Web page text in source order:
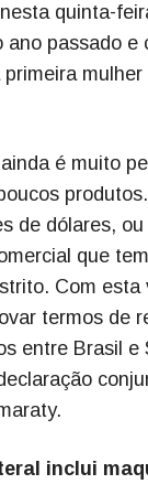
quinta-
ano passado e
primeira
é muito
de dólares,
que
Com esta
termos de
entre Brasil e
inclui